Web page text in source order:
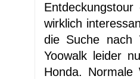
wirklich
die Suche nach
Yoowalk leider
Honda.